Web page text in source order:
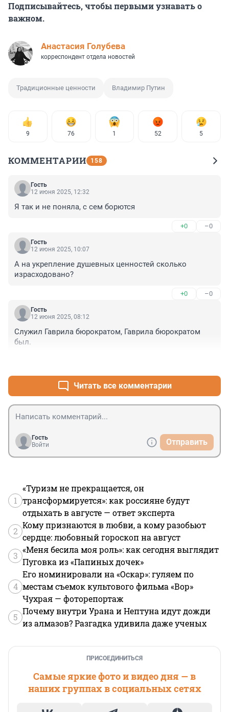
Подписывайтесь, чтобы первыми узнавать о
важном.
Анастасия Голубева
корреспондент отдела новостей
Традиционные ценности Владимир Путин
9 76 1 52 5
КОММЕНТАРИИ 158
Гость
12 июня 2025, 12:32
Я так и не поняла, с сем борются
+0 –0
Гость
12 июня 2025, 10:07
А на укрепление душевных ценностей сколько
израсходовано?
+0 –0
Гость
12 июня 2025, 08:12
Служил Гаврила бюрократом, Гаврила бюрократом
был.
Читать все комментарии
Гость
Войти
Отправить
1
«Туризм не прекращается, он
трансформируется»: как россияне будут
отдыхать в августе — ответ эксперта
2
Кому признаются в любви, а кому разобьют
сердце: любовный гороскоп на август
3
«Меня бесила моя роль»: как сегодня выглядит
Пуговка из «Папиных дочек»
4
Его номинировали на «Оскар»: гуляем по
местам съемок культового фильма «Вор»
Чухрая — фоторепортаж
5
Почему внутри Урана и Нептуна идут дожди
из алмазов? Разгадка удивила даже ученых
ПРИСОЕДИНИТЬСЯ
Самые яркие фото и видео дня — в
наших группах в социальных сетях